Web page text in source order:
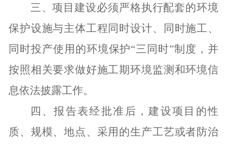
三、项目建设必须严格执行配套的环境
保护设施与主体工程同时设计、同时施工、
同时投产使用的环境保护“三同时”制度，并
按照相关要求做好施工期环境监测和环境信
息依法披露工作。
四、报告表经批准后，建设项目的性
质、规模、地点、采用的生产工艺或者防治